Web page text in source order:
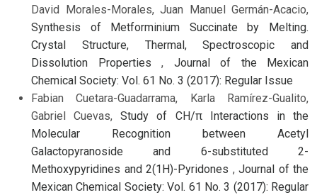
David Morales-Morales, Juan Manuel Germán-Acacio,
Synthesis of Metforminium Succinate by Melting.
Crystal Structure, Thermal, Spectroscopic and
Dissolution Properties , Journal of the Mexican
Chemical Society: Vol. 61 No. 3 (2017): Regular Issue
Fabian Cuetara-Guadarrama, Karla Ramírez-Gualito,
Gabriel Cuevas,Study of CH/π Interactions in the
Molecular Recognition between Acetyl
Galactopyranoside and 6-substituted 2-
Methoxypyridines and 2(1H)-Pyridones , Journal of the
Mexican Chemical Society: Vol. 61 No. 3 (2017): Regular